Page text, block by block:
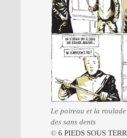
Le poireau et la
des sans dents
© 6 PIEDS SOUS